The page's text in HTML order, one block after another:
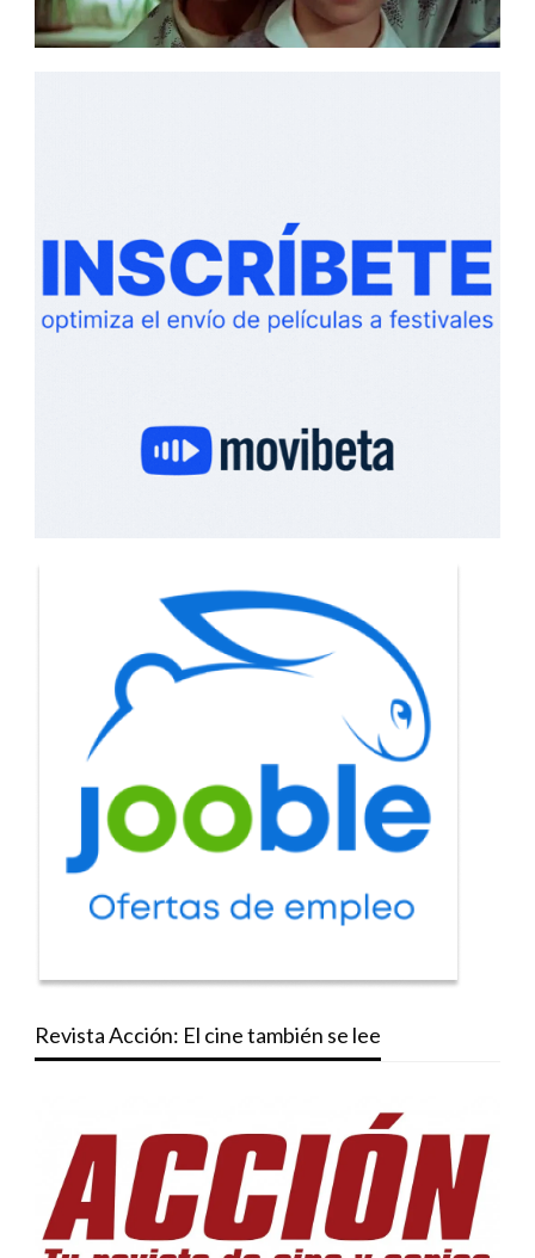
Revista Acción: El cine también se lee